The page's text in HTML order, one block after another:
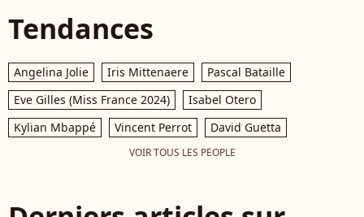
Tendances
Angelina Jolie Iris Mittenaere
Pascal Bataille
Eve Gilles (Miss France 2024)
Isabel Otero
Kylian Mbappé
Vincent Perrot David Guetta
VOIR TOUS LES PEOPLE